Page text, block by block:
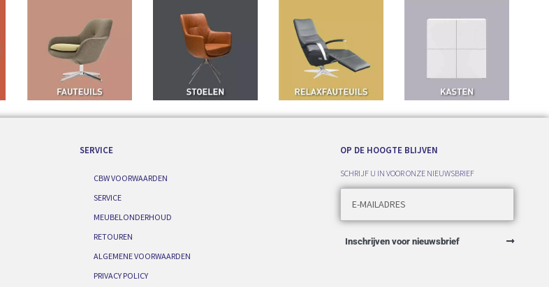
SERVICE
CBW VOORWAARDEN
SERVICE
MEUBELONDERHOUD
RETOUREN
ALGEMENE VOORWAARDEN
PRIVACY POLICY
OP DE HOOGTE BLIJVEN
SCHRIJF U IN VOOR ONZE NIEUWSBRIEF
Inschrijven voor nieuwsbrief